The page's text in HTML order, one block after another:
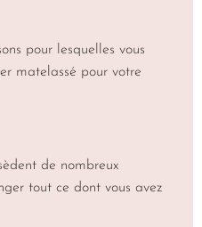
pour lesquelles vous
matelassé pour votre
de nombreux
tout ce dont vous avez